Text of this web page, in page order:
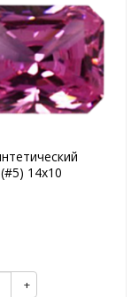
14х10
+